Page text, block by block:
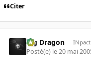
Citer
Big Dragon
Posté(e) le 20 mai